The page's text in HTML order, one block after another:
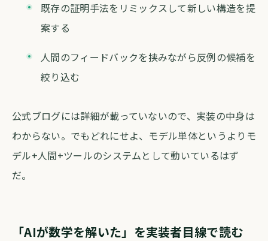
既存の証明手法をリミックスして新しい構造を提
案する
人間のフィードバックを挟みながら反例の候補を
絞り込む
公式ブログには詳細が載っていないので、実装の中身は
わからない。でもどれにせよ、モデル単体というよりモ
デル+人間+ツールのシステムとして動いているはず
だ。
「AIが数学を解いた」を実装者目線で読む